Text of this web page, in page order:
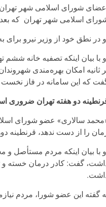
اعضای شورای اسلامی شهر
اسلامی شهر تهران که بعد
او در نطق خود از وزیر نیرو
که این سامانه در فاز نخست با ظرفیت ۵/۷ متر مکعب بر ثانیه
دو هفته تهران ضروری
سالاری» عضو شورای
را از دست ندهد، قرنطینه
او با بیان اینکه مردم مستأصل و
‌گفت: کادر درمان خسته و
گفته این عضو شورا، مردم